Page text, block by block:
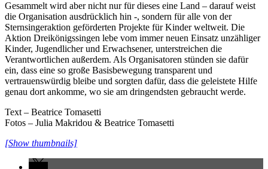
Gesammelt wird aber nicht nur für dieses eine Land – darauf weist
die Organisation ausdrücklich hin -, sondern für alle von der
Sternsingeraktion geförderten Projekte für Kinder weltweit. Die
Aktion Dreikönigssingen lebe vom immer neuen Einsatz unzähliger
Kinder, Jugendlicher und Erwachsener, unterstreichen die
Verantwortlichen außerdem. Als Organisatoren stünden sie dafür
ein, dass eine so große Basisbewegung transparent und
vertrauenswürdig bleibe und sorgten dafür, dass die geleistete Hilfe
genau dort ankomme, wo sie am dringendsten gebraucht werde.
Text – Beatrice Tomasetti
Fotos – Julia Makridou & Beatrice Tomasetti
[Show thumbnails]